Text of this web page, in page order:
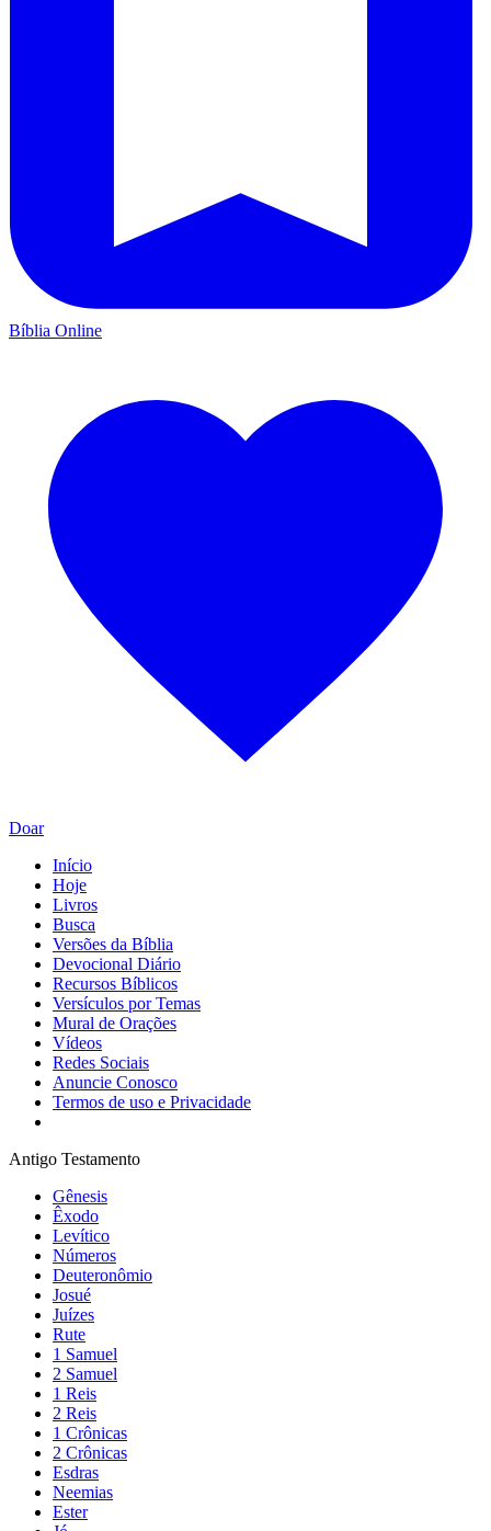
Bíblia Online
Doar
Início
Hoje
Livros
Busca
Versões da Bíblia
Devocional Diário
Recursos Bíblicos
Versículos por Temas
Mural de Orações
Vídeos
Redes Sociais
Anuncie Conosco
Termos de uso e Privacidade
Antigo Testamento
Gênesis
Êxodo
Levítico
Números
Deuteronômio
Josué
Juízes
Rute
1 Samuel
2 Samuel
1 Reis
2 Reis
1 Crônicas
2 Crônicas
Esdras
Neemias
Ester